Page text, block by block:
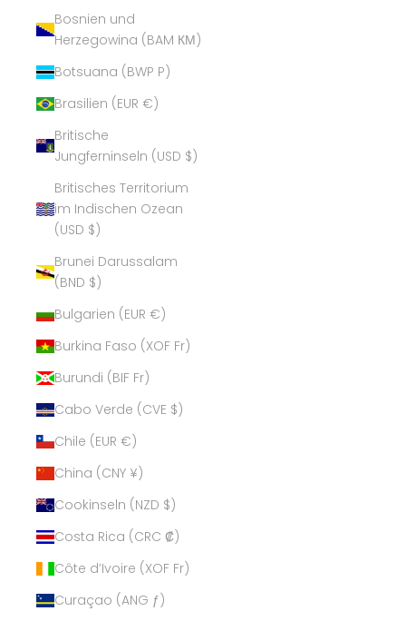
Bosnien und
Herzegowina (BAM КМ)
Botsuana (BWP P)
Brasilien (EUR €)
Britische
Jungferninseln (USD $)
Britisches Territorium
im Indischen Ozean
(USD $)
Brunei Darussalam
(BND $)
Bulgarien (EUR €)
Burkina Faso (XOF Fr)
Burundi (BIF Fr)
Cabo Verde (CVE $)
Chile (EUR €)
China (CNY ¥)
Cookinseln (NZD $)
Costa Rica (CRC ₡)
Côte d’Ivoire (XOF Fr)
Curaçao (ANG ƒ)